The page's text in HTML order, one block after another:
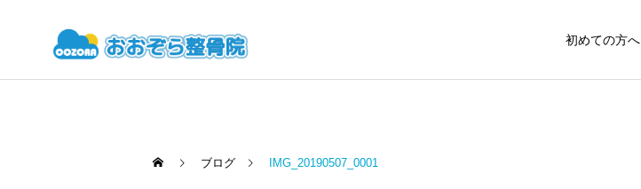
初めての方へ
ブログ IMG_20190507_0001